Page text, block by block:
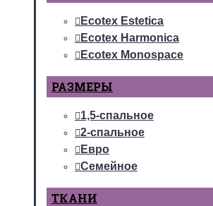
Ecotex Estetica
Ecotex Harmonica
Ecotex Monospace
РАЗМЕРЫ
1,5-спальное
2-спальное
Евро
Семейное
ТКАНИ